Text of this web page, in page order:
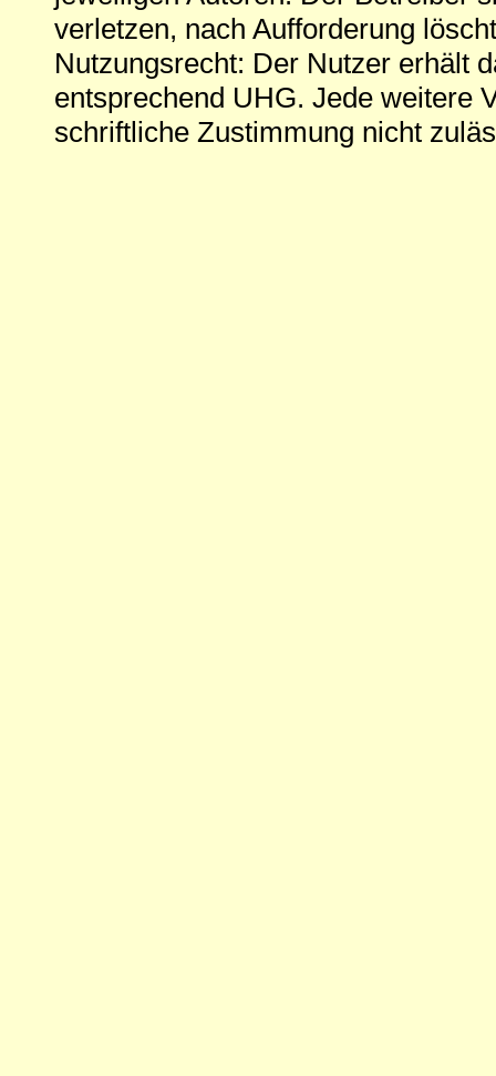
verletzen, nach Aufforderung
Nutzungsrecht: Der Nutzer erhält
entsprechend UHG. Jede weitere
schriftliche Zustimmung nicht